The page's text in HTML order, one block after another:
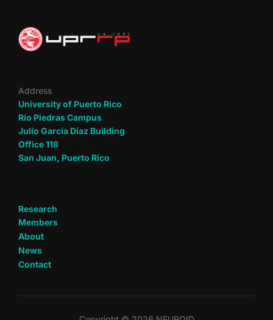
Address
University of Puerto Rico
Río Piedras Campus
Julio García Díaz Building
Office 118
San Juan, Puerto Rico
Research
Members
About
News
Contact